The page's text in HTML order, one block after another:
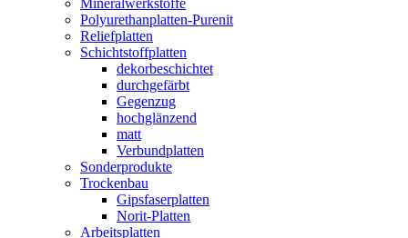
Polyurethanplatten-Purenit
Reliefplatten
Schichtstoffplatten
dekorbeschichtet
durchgefärbt
Gegenzug
hochglänzend
matt
Verbundplatten
Sonderprodukte
Trockenbau
Gipsfaserplatten
Norit-Platten
Arbeitsplatten